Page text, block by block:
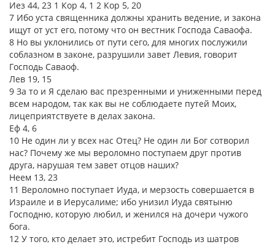
Иез 44, 23 1 Кор 4, 1 2 Кор 5, 20
7 Ибо уста священника должны хранить ведение, и закона
ищут от уст его, потому что он вестник Господа Саваофа.
8 Но вы уклонились от пути сего, для многих послужили
соблазном в законе, разрушили завет Левия, говорит
Господь Саваоф.
Лев 19, 15
9 За то и Я сделаю вас презренными и униженными перед
всем народом, так как вы не соблюдаете путей Моих,
лицеприятствуете в делах закона.
Еф 4, 6
10 Не один ли у всех нас Отец? Не один ли Бог сотворил
нас? Почему же мы вероломно поступаем друг против
друга, нарушая тем завет отцов наших?
Неем 13, 23
11 Вероломно поступает Иуда, и мерзость совершается в
Израиле и в Иерусалиме; ибо унизил Иуда святыню
Господню, которую любил, и женился на дочери чужого
бога.
12 У того, кто делает это, истребит Господь из шатров